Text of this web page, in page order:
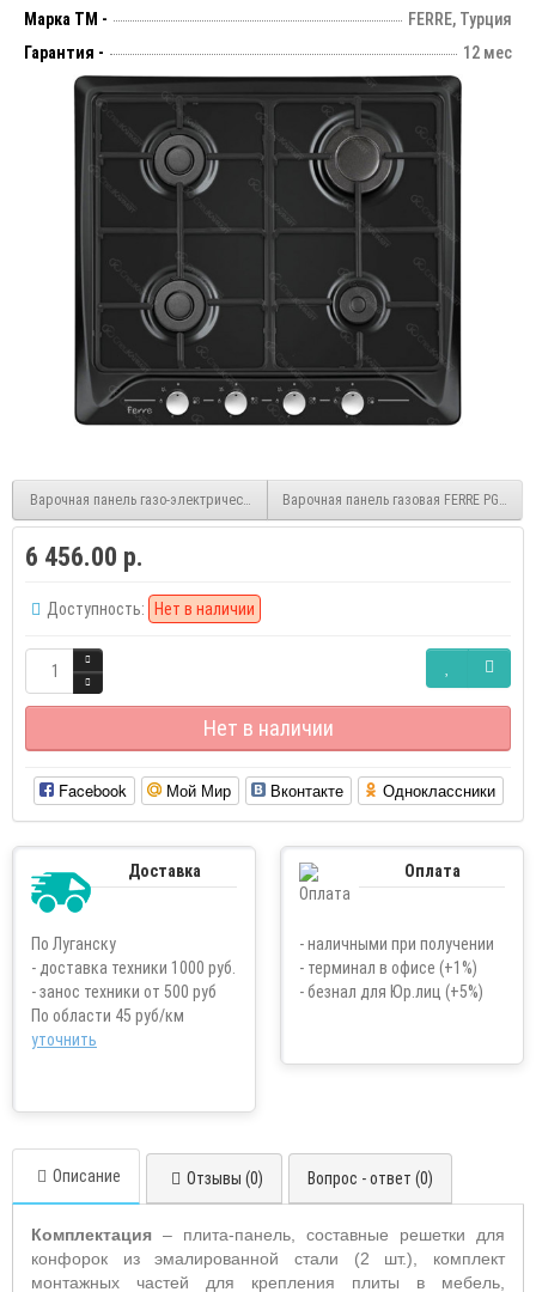
Марка ТМ -
FERRE, Турция
Гарантия -
12 мес
Варочная панель газо-электрическая FERRE PG6031 IXВарочная панель газовая FERRE PG6060
6 456.00 р.
Доступность: Нет в наличии
Нет в наличии
Facebook Мой Мир Вконтакте Одноклассники
Доставка
По Луганску
- доставка техники 1000 руб.
- занос техники от 500 руб
По области 45 руб/км
уточнить
Оплата
- наличными при получении
- терминал в офисе (+1%)
- безнал для Юр.лиц (+5%)
Описание Отзывы (0) Вопрос - ответ (0)
Комплектация – плита-панель, составные решетки для
конфорок из эмалированной стали (2 шт.), комплект
монтажных частей для крепления плиты в мебель,